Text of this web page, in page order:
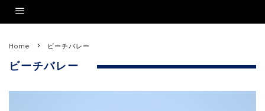
Home ビーチバレー
ビーチバレー